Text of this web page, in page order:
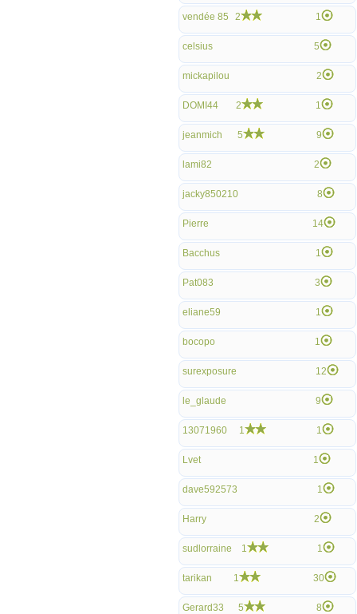
vendée 85 2 1
celsius 5
mickapilou 2
DOMI44 2 1
jeanmich 5 9
lami82 2
jacky850210 8
Pierre 14
Bacchus 1
Pat083 3
eliane59 1
bocopo 1
surexposure 12
le_glaude 9
13071960 1 1
Lvet 1
dave592573 1
Harry 2
sudlorraine 1 1
tarikan 1 30
Gerard33 5 8